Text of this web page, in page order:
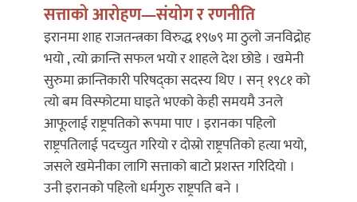
सत्ताको आरोहण—संयोग र रणनीति
इरानमा शाह राजतन्त्रका विरुद्ध १९७९ मा ठुलो जनविद्रोह
भयो , त्यो क्रान्ति सफल भयो र शाहले देश छोडे । खमेनी
सुरुमा क्रान्तिकारी परिषद्का सदस्य थिए । सन् १९८१ को
त्यो बम विस्फोटमा घाइते भएको केही समयमै उनले
आफूलाई राष्ट्रपतिको रूपमा पाए । इरानका पहिलो
राष्ट्रपतिलाई पदच्युत गरियो र दोस्रो राष्ट्रपतिको हत्या भयो,
जसले खमेनीका लागि सत्ताको बाटो प्रशस्त गरिदियो ।
उनी इरानको पहिलो धर्मगुरु राष्ट्रपति बने ।